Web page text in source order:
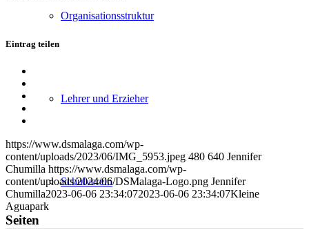
Organisationsstruktur
Lehrer und Erzieher
Schulverein
Eintrag teilen
Facebook
Teilen
Mail
teilen
https://www.dsmalaga.com/wp-
content/uploads/2023/06/IMG_5953.jpeg 480 640 Jennifer
Chumilla https://www.dsmalaga.com/wp-
content/uploads/2024/06/DSMalaga-Logo.png Jennifer
Chumilla2023-06-06 23:34:072023-06-06 23:34:07Kleine
Aguapark
Seiten